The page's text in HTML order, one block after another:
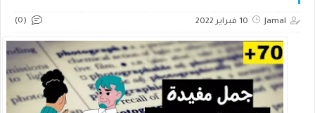
Jamal 10 فبراير 2022 (0)